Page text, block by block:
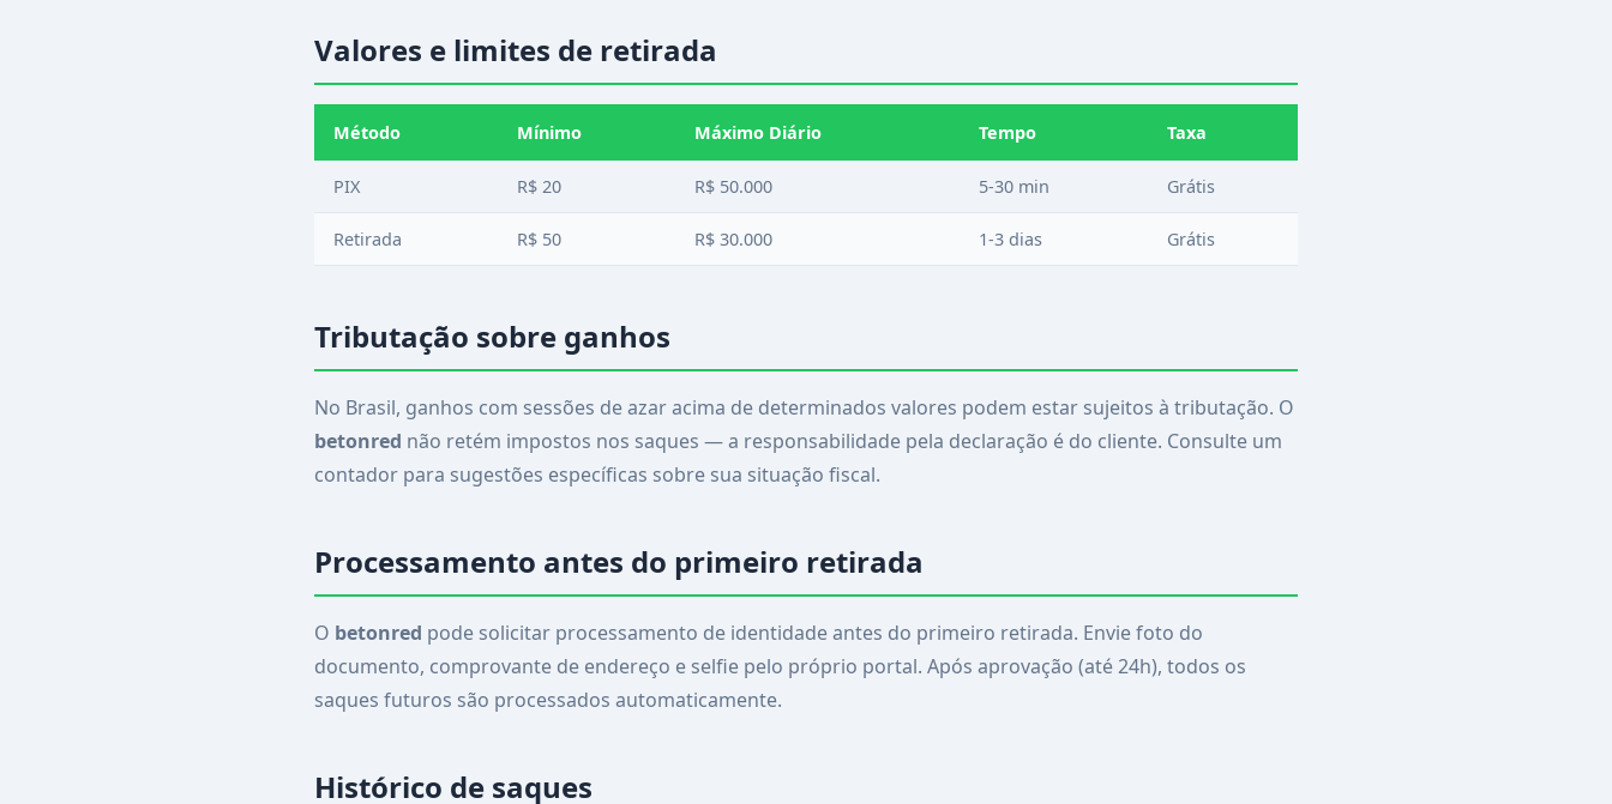
Valores e limites de retirada
Método Mínimo Máximo Diário Tempo Taxa
PIX R$ 20 R$ 50.000 5-30 min Grátis
Retirada R$ 50 R$ 30.000 1-3 dias Grátis
Tributação sobre ganhos
No Brasil, ganhos com sessões de azar acima de determinados valores podem estar sujeitos à tributação. O
betonred não retém impostos nos saques — a responsabilidade pela declaração é do cliente. Consulte um
contador para sugestões específicas sobre sua situação fiscal.
Processamento antes do primeiro retirada
O betonred pode solicitar processamento de identidade antes do primeiro retirada. Envie foto do
documento, comprovante de endereço e selfie pelo próprio portal. Após aprovação (até 24h), todos os
saques futuros são processados automaticamente.
Histórico de saques